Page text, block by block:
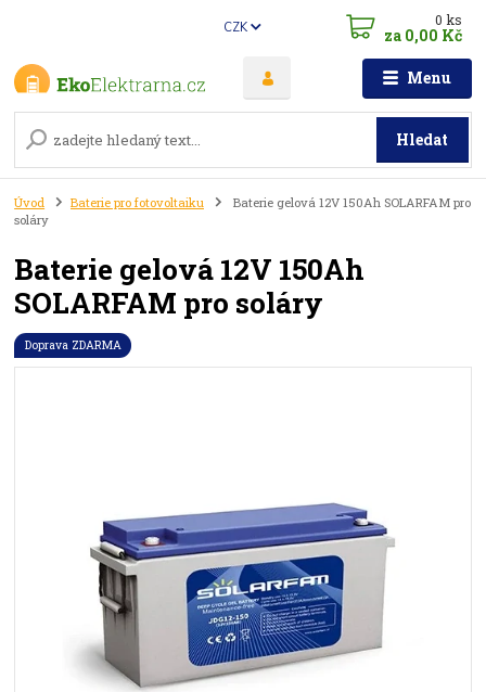
Menu
CZK
Hledat
0ks
za 0,00 Kč
Úvod Baterie pro fotovoltaiku
Baterie gelová 12V 150Ah SOLARFAM pro
soláry
Baterie gelová 12V 150Ah
SOLARFAM pro soláry
Doprava ZDARMA